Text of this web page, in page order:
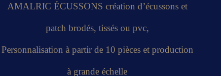
AMALRIC ÉCUSSONS création d’écussons et
patch brodés, tissés ou pvc,
Personnalisation à partir de 10 pièces et production
à grande échelle